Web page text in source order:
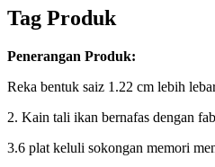
Tag Produk
Penerangan Produk:
Reka bentuk saiz 1.22 cm lebih
2. Kain tali ikan bernafas dengan
3.6 plat keluli sokongan memori